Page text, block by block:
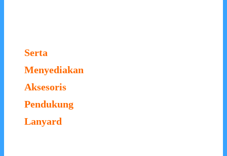
Serta
Menyediakan
Aksesoris
Pendukung
Lanyard